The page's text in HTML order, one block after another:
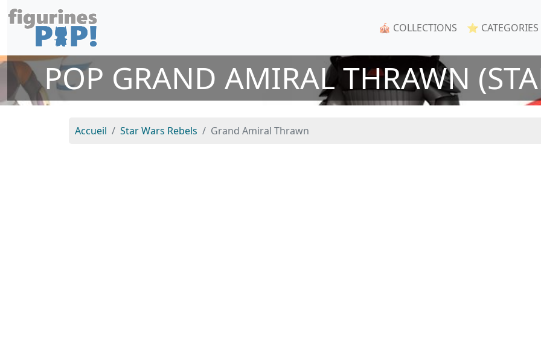
🎪 COLLECTIONS ⭐ CATEGORIES
POP GRAND AMIRAL THRAWN
Accueil Star Wars Rebels Grand Amiral Thrawn